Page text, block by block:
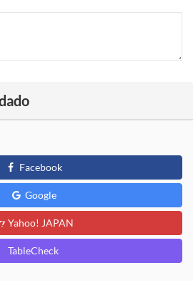
Facebook
Google
Yahoo! JAPAN
TableCheck